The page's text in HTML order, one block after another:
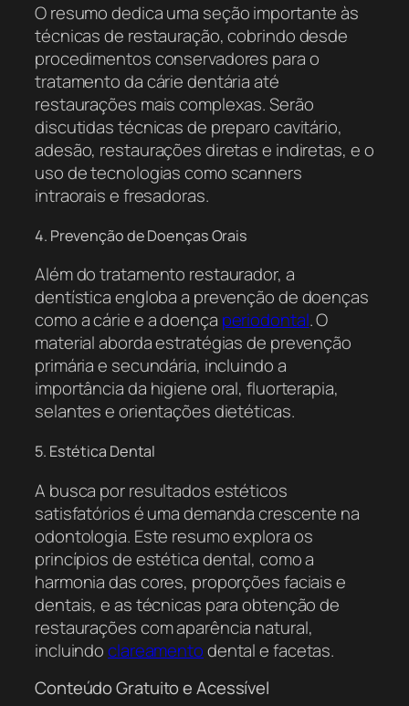
O resumo dedica uma seção importante às
técnicas de restauração, cobrindo desde
procedimentos conservadores para o
tratamento da cárie dentária até
restaurações mais complexas. Serão
discutidas técnicas de preparo cavitário,
adesão, restaurações diretas e indiretas, e o
uso de tecnologias como scanners
intraorais e fresadoras.
4. Prevenção de Doenças Orais
Além do tratamento restaurador, a
dentística engloba a prevenção de doenças
como a cárie e a doença periodontal. O
material aborda estratégias de prevenção
primária e secundária, incluindo a
importância da higiene oral, fluorterapia,
selantes e orientações dietéticas.
5. Estética Dental
A busca por resultados estéticos
satisfatórios é uma demanda crescente na
odontologia. Este resumo explora os
princípios de estética dental, como a
harmonia das cores, proporções faciais e
dentais, e as técnicas para obtenção de
restaurações com aparência natural,
incluindoclareamentodental e facetas.
Conteúdo Gratuito e Acessível